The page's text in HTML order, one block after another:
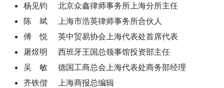
杨见钧 北京众鑫律师事务所上海分所主任
陈 斌 上海市浩英律师事务所合伙人
傅 悦 英中贸易协会上海代表处首席代表
屠煜明 西班牙王国总领事馆投资部主任
吴 敏 德国工商总会上海代表处商务部经理
齐铁偕 上海商报总编辑